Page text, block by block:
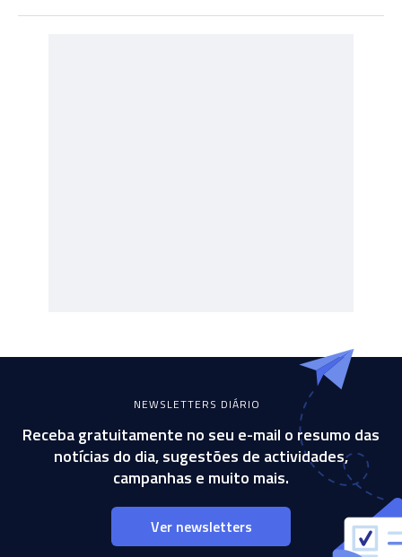
NEWSLETTERS DIÁRIO
Receba gratuitamente no seu e-mail o resumo das
notícias do dia, sugestões de actividades,
campanhas e muito mais.
Ver newsletters